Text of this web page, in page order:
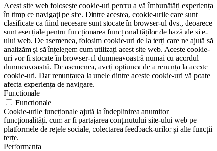
Acest site web folosește cookie-uri pentru a vă îmbunătăți experiența
în timp ce navigați pe site. Dintre acestea, cookie-urile care sunt
clasificate ca fiind necesare sunt stocate în browser-ul dvs., deoarece
sunt esențiale pentru funcționarea funcționalităților de bază ale site-
ului web. De asemenea, folosim cookie-uri de la terți care ne ajută să
analizăm și să înțelegem cum utilizați acest site web. Aceste cookie-
uri vor fi stocate în browser-ul dumneavoastră numai cu acordul
dumneavoastră. De asemenea, aveți opțiunea de a renunța la aceste
cookie-uri. Dar renunțarea la unele dintre aceste cookie-uri vă poate
afecta experiența de navigare.
Functionale
Functionale
Cookie-urile funcționale ajută la îndeplinirea anumitor
funcționalități, cum ar fi partajarea conținutului site-ului web pe
platformele de rețele sociale, colectarea feedback-urilor și alte funcții
terțe.
Performanta